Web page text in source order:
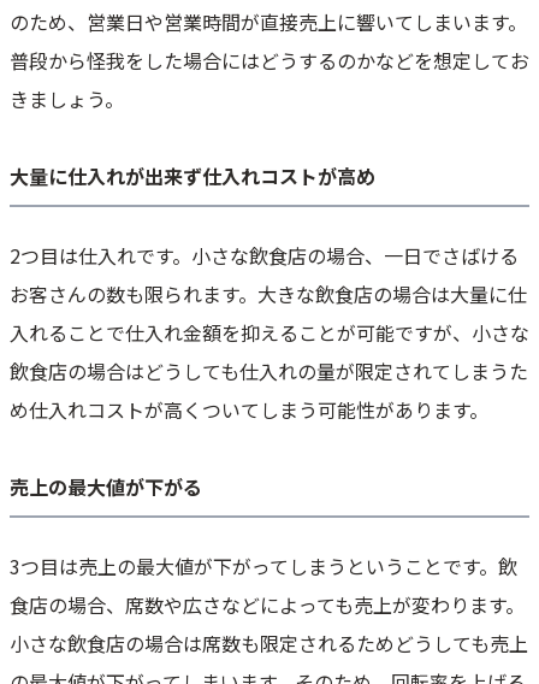
のため、営業日や営業時間が直接売上に響いてしまいます。
普段から怪我をした場合にはどうするのかなどを想定してお
きましょう。
大量に仕入れが出来ず仕入れコストが高め
2つ目は仕入れです。小さな飲食店の場合、一日でさばける
お客さんの数も限られます。大きな飲食店の場合は大量に仕
入れることで仕入れ金額を抑えることが可能ですが、小さな
飲食店の場合はどうしても仕入れの量が限定されてしまうた
め仕入れコストが高くついてしまう可能性があります。
売上の最大値が下がる
3つ目は売上の最大値が下がってしまうということです。飲
食店の場合、席数や広さなどによっても売上が変わります。
小さな飲食店の場合は席数も限定されるためどうしても売上